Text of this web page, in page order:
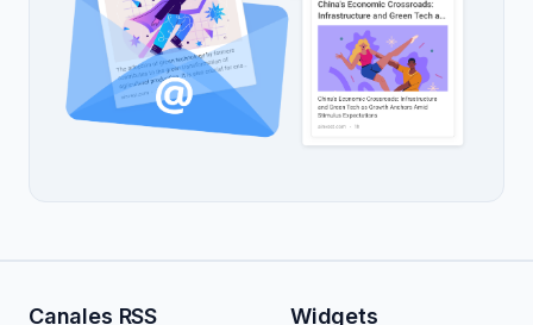
Canales RSS Widgets